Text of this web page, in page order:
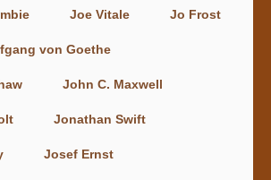
Joe Vitale Jo Frost
von Goethe
John C. Maxwell
Jonathan Swift
Josef Ernst